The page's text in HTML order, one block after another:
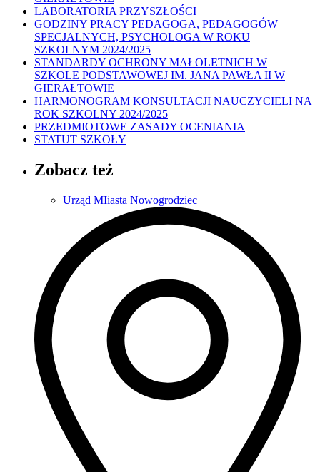
LABORATORIA PRZYSZŁOŚCI
GODZINY PRACY PEDAGOGA, PEDAGOGÓW
SPECJALNYCH, PSYCHOLOGA W ROKU
SZKOLNYM 2024/2025
STANDARDY OCHRONY MAŁOLETNICH W
SZKOLE PODSTAWOWEJ IM. JANA PAWŁA II W
GIERAŁTOWIE
HARMONOGRAM KONSULTACJI NAUCZYCIELI NA
ROK SZKOLNY 2024/2025
PRZEDMIOTOWE ZASADY OCENIANIA
STATUT SZKOŁY
Zobacz też
Urząd MIiasta Nowogrodziec